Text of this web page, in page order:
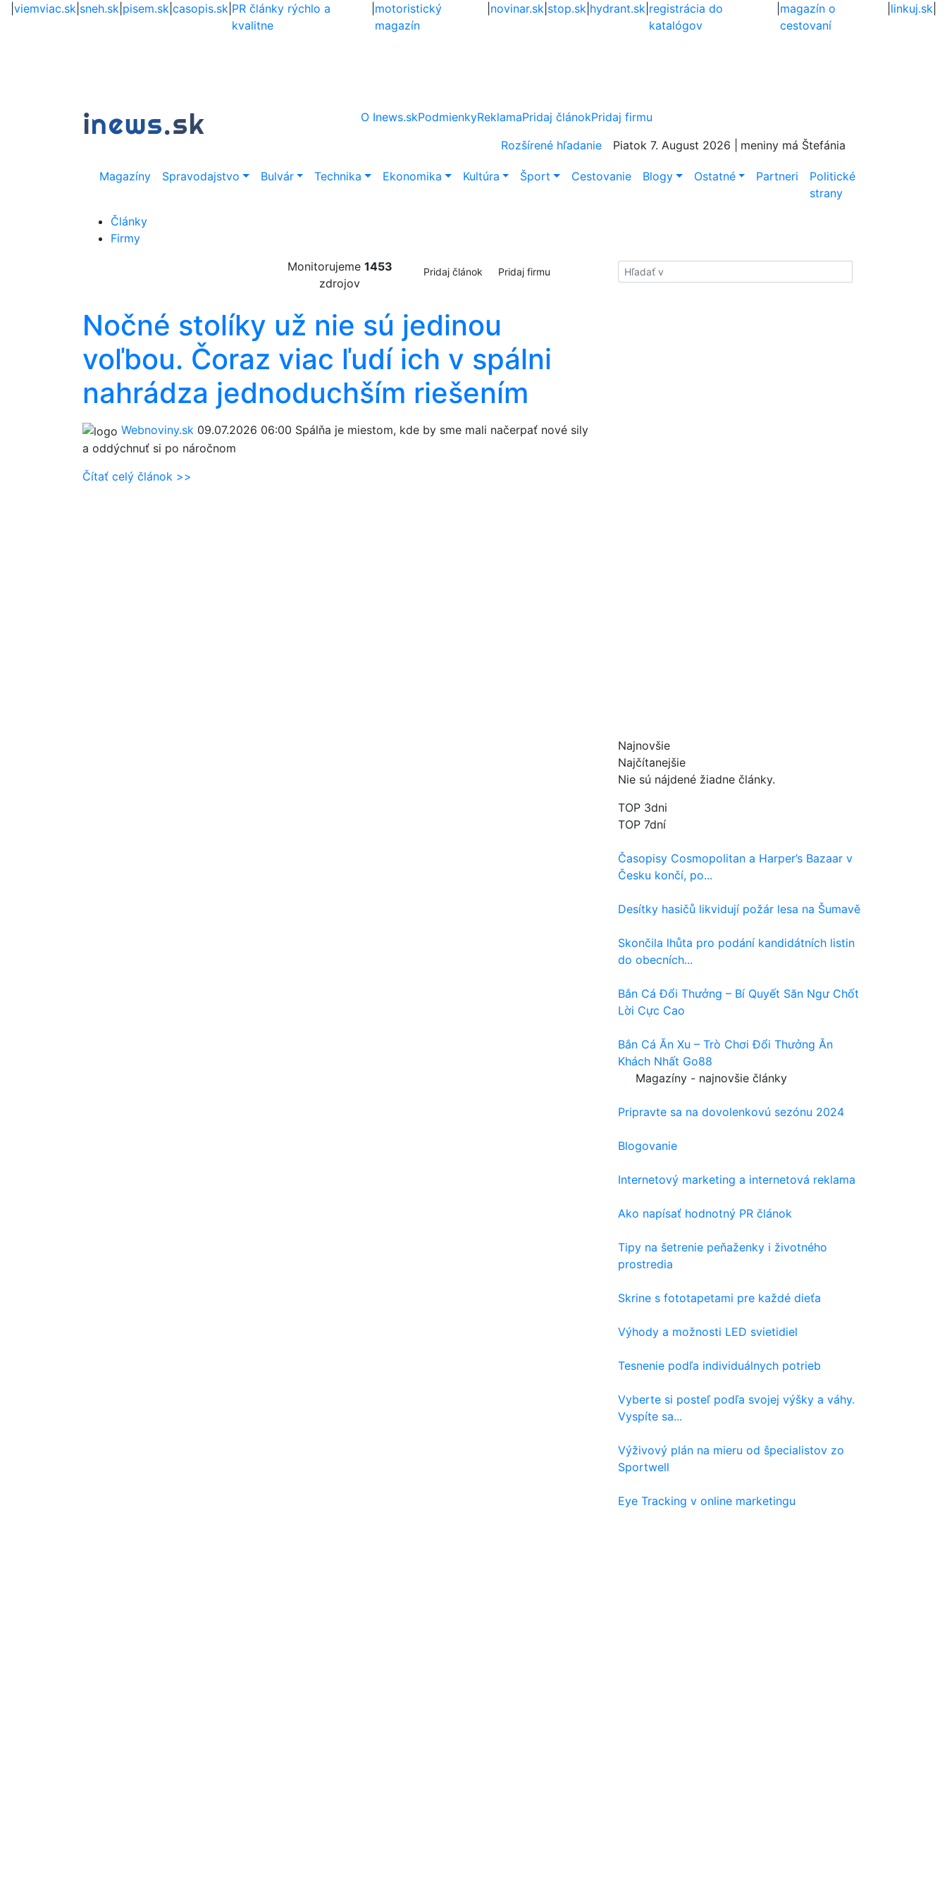
viemviac.sk sneh.sk pisem.sk casopis.sk PR články rýchlo a
kvalitne
motoristický
magazín
novinar.sk stop.sk hydrant.sk registrácia do
katalógov
magazín o
cestovaní
linkuj.sk|
O Inews.skPodmienkyReklamaPridaj článokPridaj firmu
Rozšírené hľadanie
Piatok 7. August 2026 | meniny má Štefánia
Magazíny Spravodajstvo Bulvár Technika Ekonomika Kultúra Šport Cestovanie Blogy Ostatné Partneri
Politické
strany
Články
Firmy
Monitorujeme 1453
zdrojov
Pridaj článok Pridaj firmu Hladať
Nočné stolíky už nie sú jedinou
voľbou. Čoraz viac ľudí ich v spálni
nahrádza jednoduchším riešením
Webnoviny.sk 09.07.2026 06:00 Spálňa je miestom, kde by sme mali načerpať nové sily
a oddýchnuť si po náročnom
Čítať celý článok >>
Najnovšie
Najčítanejšie
Nie sú nájdené žiadne články.
TOP 3dni
TOP 7dní
Časopisy Cosmopolitan a Harper’s Bazaar v
Česku končí, po...
Desítky hasičů likvidují požár lesa na Šumavě
Skončila lhůta pro podání kandidátních listin
do obecních...
Bắn Cá Đổi Thưởng – Bí Quyết Săn Ngư Chốt
Lời Cực Cao
Bắn Cá Ăn Xu – Trò Chơi Đổi Thưởng Ăn
Khách Nhất Go88
Magazíny - najnovšie články
Pripravte sa na dovolenkovú sezónu 2024
Blogovanie
Internetový marketing a internetová reklama
Ako napísať hodnotný PR článok
Tipy na šetrenie peňaženky i životného
prostredia
Skrine s fototapetami pre každé dieťa
Výhody a možnosti LED svietidiel
Tesnenie podľa individuálnych potrieb
Vyberte si posteľ podľa svojej výšky a váhy.
Vyspíte sa...
Výživový plán na mieru od špecialistov zo
Sportwell
Eye Tracking v online marketingu